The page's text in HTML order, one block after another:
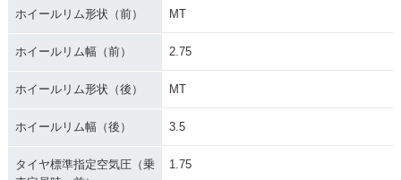
ホイールリム形状（前） MT
ホイールリム幅（前） 2.75
ホイールリム形状（後） MT
ホイールリム幅（後） 3.5
タイヤ標準指定空気圧（乗
1.75